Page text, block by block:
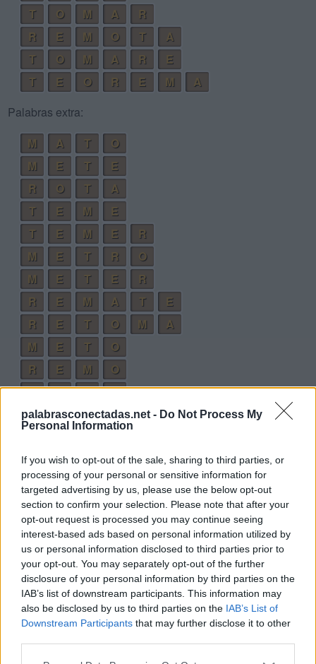
palabrasconectadas.net - Do Not Process My
Personal Information
If you wish to opt-out of the sale, sharing to third parties, or
processing of your personal or sensitive information for
targeted advertising by us, please use the below opt-out
section to confirm your selection. Please note that after your
opt-out request is processed you may continue seeing
interest-based ads based on personal information utilized by
us or personal information disclosed to third parties prior to
your opt-out. You may separately opt-out of the further
disclosure of your personal information by third parties on the
IAB’s list of downstream participants. This information may
also be disclosed by us to third parties on the IAB’s List of
Downstream Participants that may further disclose it to other
T
O M A
R
R
E M O T
A
T
O M A R
E
T
E O R E M
A
Palabras extra:
M
A T
O
M
E T
E
R
O T
A
T
E M
E
T
E M E
R
M
E T R
O
M
E T E
R
R
E M A T
E
R
E T O M
A
M
E T
O
R
E M
O
M
E R
A
T
O R
A
R
A T
O
T
E M
A
T
O M
A
M
E T
A
M
A T
E
R
E T
O
R
A M
O
M
E R
O
R
E T
A